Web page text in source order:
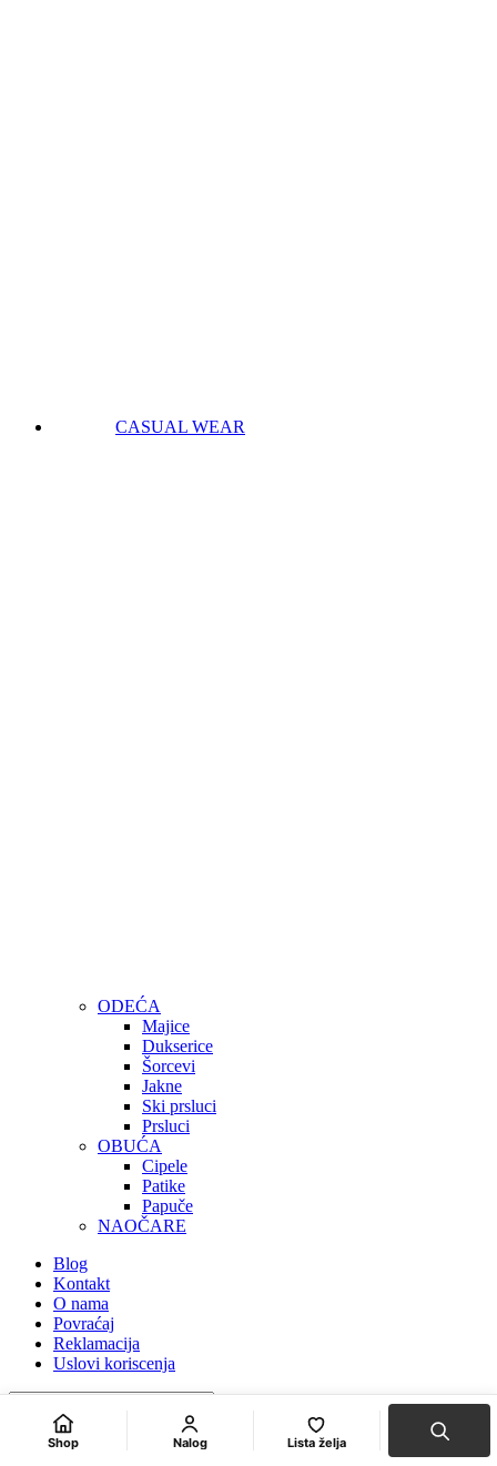
CASUAL WEAR
ODEĆA
Majice
Dukserice
Šorcevi
Jakne
Ski prsluci
Prsluci
OBUĆA
Cipele
Patike
Papuče
NAOČARE
Blog
Kontakt
O nama
Povraćaj
Reklamacija
Uslovi koriscenja
Hide similarities
Shop Nalog Lista želja